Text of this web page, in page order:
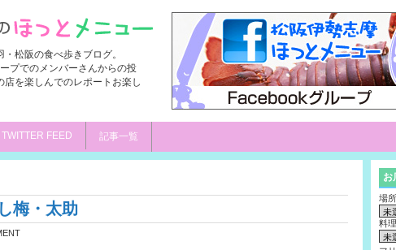
松阪の食べ歩きブログ。
プでのメンバーさんからの投
を楽しんでのレポートお楽し
TWITTER FEED 記事一覧
梅・太助
お
場所
料理